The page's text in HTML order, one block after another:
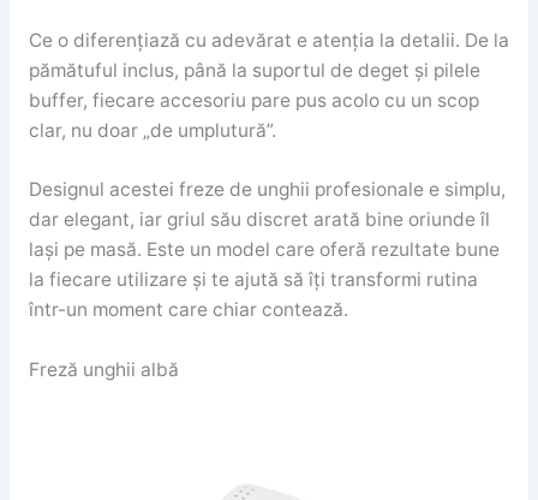
Ce o diferențiază cu adevărat e atenția la detalii. De la
pămătuful inclus, până la suportul de deget și pilele
buffer, fiecare accesoriu pare pus acolo cu un scop
clar, nu doar „de umplutură”.
Designul acestei freze de unghii profesionale e simplu,
dar elegant, iar griul său discret arată bine oriunde îl
lași pe masă. Este un model care oferă rezultate bune
la fiecare utilizare și te ajută să îți transformi rutina
într-un moment care chiar contează.
Freză unghii albă